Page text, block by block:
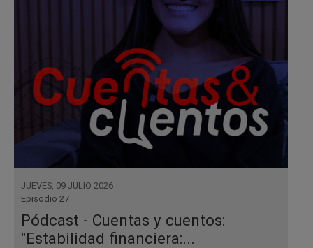
JUEVES, 09 JULIO 2026
Episodio 27
Pódcast - Cuentas y cuentos:
"Estabilidad financiera:...